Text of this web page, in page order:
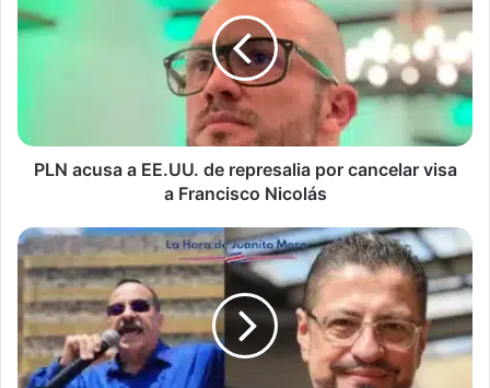
a
EE.UU.
visa
PLN acusa a EE.UU. de represalia por cancelar visa
a Francisco Nicolás
Albino
Vargas
cataloga
las
conferencias
del
presidente